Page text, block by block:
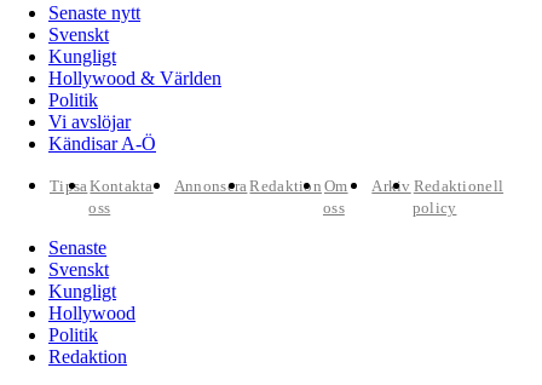
Senaste nytt
Svenskt
Kungligt
Hollywood & Världen
Politik
Vi avslöjar
Kändisar A-Ö
TipsaKontakta
oss
AnnonseraRedaktion Om
oss
Arkiv Redaktionell
policy
Senaste
Svenskt
Kungligt
Hollywood
Politik
Redaktion